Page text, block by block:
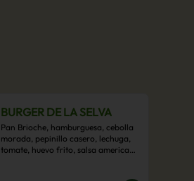
BURGER DE LA SELVA
Pan Brioche, hamburguesa, cebolla
morada, pepinillo casero, lechuga,
tomate, huevo frito, salsa americana